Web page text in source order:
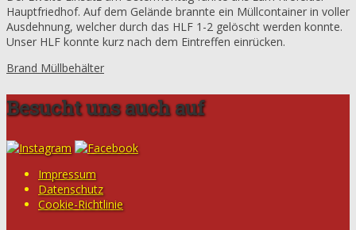
Hauptfriedhof. Auf dem Gelände brannte ein Müllcontainer in voller
Ausdehnung, welcher durch das HLF 1-2 gelöscht werden konnte.
Unser HLF konnte kurz nach dem Eintreffen einrücken.
Brand Müllbehälter
Besucht uns auch auf
Impressum
Datenschutz
Cookie-Richtlinie